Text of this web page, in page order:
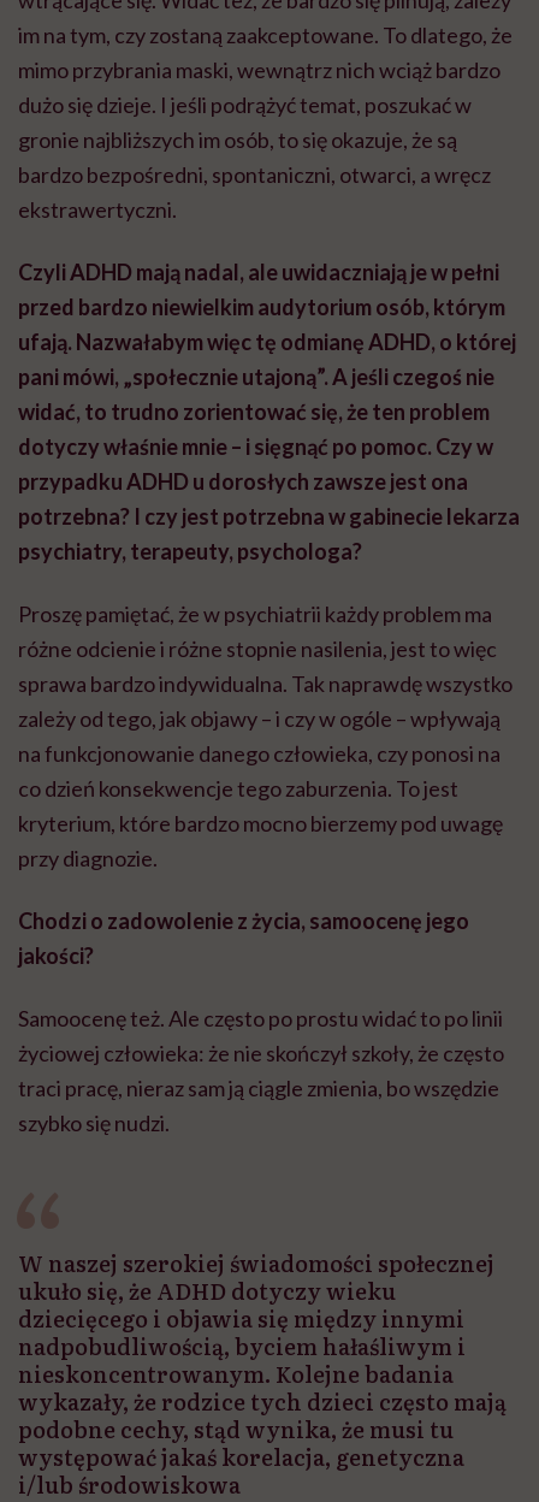
im na tym, czy zostaną zaakceptowane. To dlatego, że
mimo przybrania maski, wewnątrz nich wciąż bardzo
dużo się dzieje. I jeśli podrążyć temat, poszukać w
gronie najbliższych im osób, to się okazuje, że są
bardzo bezpośredni, spontaniczni, otwarci, a wręcz
ekstrawertyczni.
Czyli ADHD mają nadal, ale uwidaczniają je w pełni
przed bardzo niewielkim audytorium osób, którym
ufają. Nazwałabym więc tę odmianę ADHD, o której
pani mówi, „społecznie utajoną”. A jeśli czegoś nie
widać, to trudno zorientować się, że ten problem
dotyczy właśnie mnie – i sięgnąć po pomoc. Czy w
przypadku ADHD u dorosłych zawsze jest ona
potrzebna? I czy jest potrzebna w gabinecie lekarza
psychiatry, terapeuty, psychologa?
Proszę pamiętać, że w psychiatrii każdy problem ma
różne odcienie i różne stopnie nasilenia, jest to więc
sprawa bardzo indywidualna. Tak naprawdę wszystko
zależy od tego, jak objawy – i czy w ogóle – wpływają
na funkcjonowanie danego człowieka, czy ponosi na
co dzień konsekwencje tego zaburzenia. To jest
kryterium, które bardzo mocno bierzemy pod uwagę
przy diagnozie.
Chodzi o zadowolenie z życia, samoocenę jego
jakości?
Samoocenę też. Ale często po prostu widać to po linii
życiowej człowieka: że nie skończył szkoły, że często
traci pracę, nieraz sam ją ciągle zmienia, bo wszędzie
szybko się nudzi.
W naszej szerokiej świadomości społecznej
ukuło się, że ADHD dotyczy wieku
dziecięcego i objawia się między innymi
nadpobudliwością, byciem hałaśliwym i
nieskoncentrowanym. Kolejne badania
wykazały, że rodzice tych dzieci często mają
podobne cechy, stąd wynika, że musi tu
występować jakaś korelacja, genetyczna
i/lub środowiskowa